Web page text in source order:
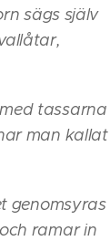
sägs själv
tassarna
man kallat
genomsyras
ramar in